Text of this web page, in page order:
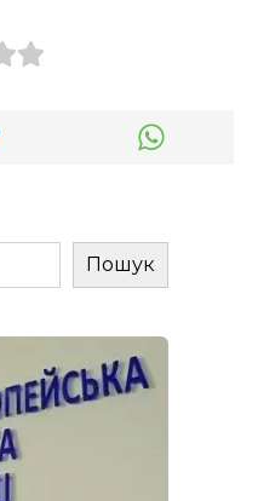
Пошук